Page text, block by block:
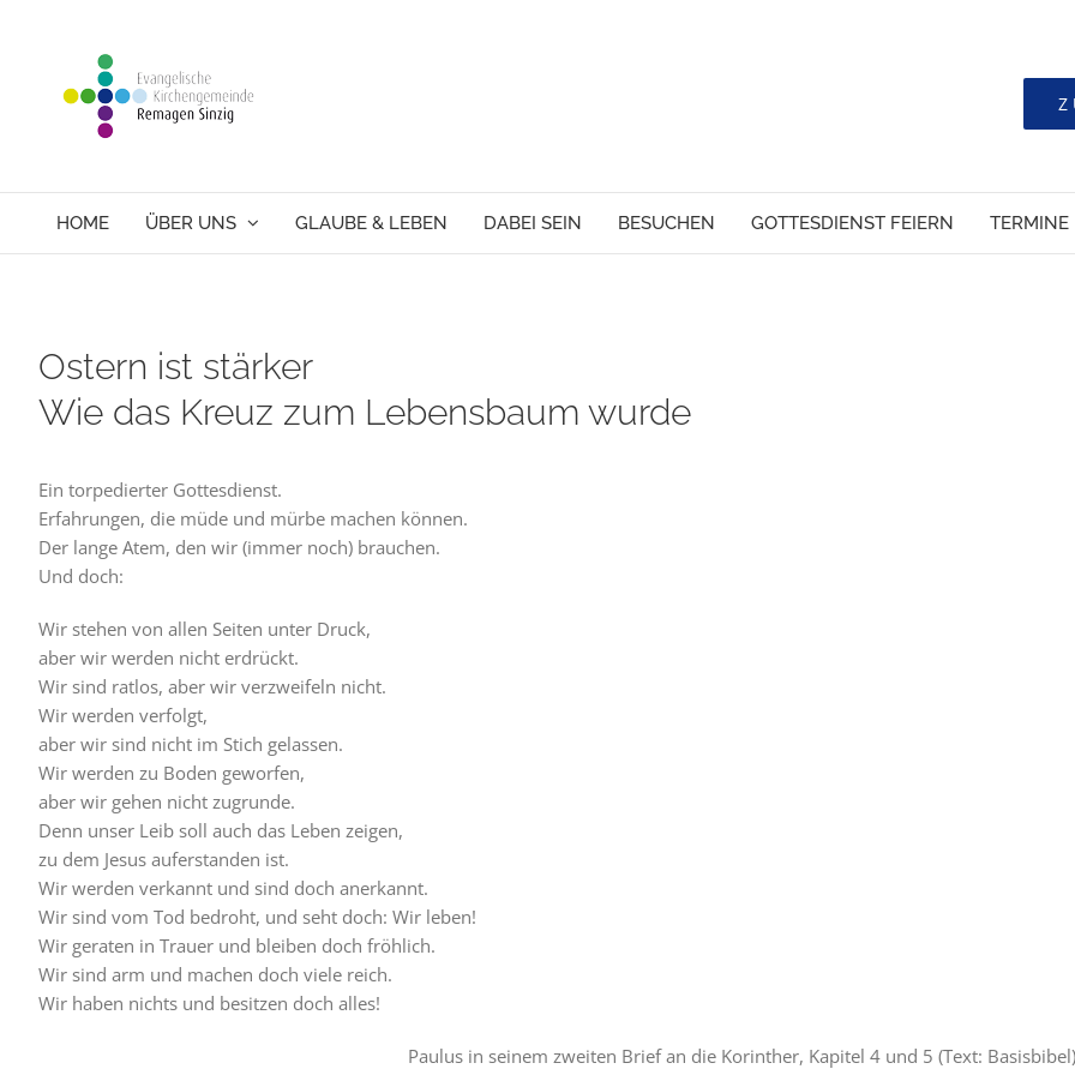
HOME ÜBER UNS GLAUBE & LEBEN DABEI SEIN BESUCHEN GOTTESDIENST FEIERN TERMINE
Ostern ist stärker
Wie das Kreuz zum Lebensbaum wurde
Ein torpedierter Gottesdienst.
Erfahrungen, die müde und mürbe machen können.
Der lange Atem, den wir (immer noch) brauchen.
Und doch:
Wir stehen von allen Seiten unter Druck,
aber wir werden nicht erdrückt.
Wir sind ratlos, aber wir verzweifeln nicht.
Wir werden verfolgt,
aber wir sind nicht im Stich gelassen.
Wir werden zu Boden geworfen,
aber wir gehen nicht zugrunde.
Denn unser Leib soll auch das Leben zeigen,
zu dem Jesus auferstanden ist.
Wir werden verkannt und sind doch anerkannt.
Wir sind vom Tod bedroht, und seht doch: Wir leben!
Wir geraten in Trauer und bleiben doch fröhlich.
Wir sind arm und machen doch viele reich.
Wir haben nichts und besitzen doch alles!
Paulus in seinem zweiten Brief an die Korinther, Kapitel 4 und 5 (Text: Basisbibel)